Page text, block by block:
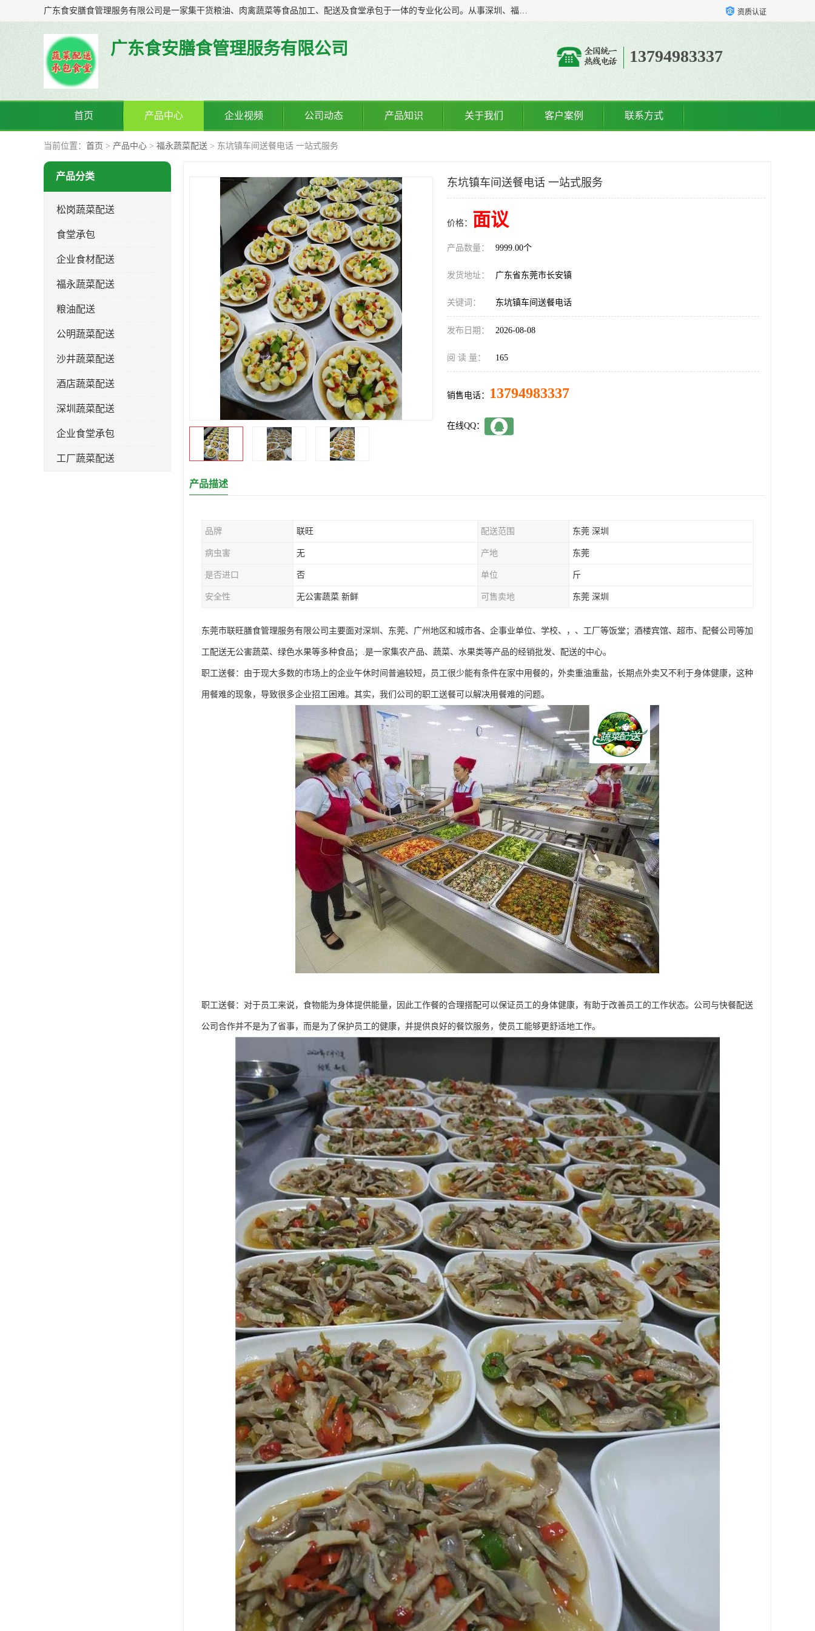
广东食安膳食管理服务有限公司是一家集干货粮油、肉禽蔬菜等食品加工、配送及食堂承包于一体的专业化公司。从事深圳、福永、公明、沙井、松岗等地区的蔬菜配送服务。 专业的服务队伍，以及完善的服务机制，经过多年的努力拼搏，赢得了广大客户的信赖和支持。 资质认证
广东食安膳食管理服务有限公司 13794983337
首页 产品中心 企业视频 公司动态 产品知识 关于我们 客户案例 联系方式
当前位置： 首页 > 产品中心 > 福永蔬菜配送 > 东坑镇车间送餐电话 一站式服务
产品分类
松岗蔬菜配送
食堂承包
企业食材配送
福永蔬菜配送
粮油配送
公明蔬菜配送
沙井蔬菜配送
酒店蔬菜配送
深圳蔬菜配送
企业食堂承包
工厂蔬菜配送
东坑镇车间送餐电话 一站式服务
价格： 面议
产品数量： 9999.00个
发货地址： 广东省东莞市长安镇
关键词： 东坑镇车间送餐电话
发布日期： 2026-08-08
阅 读 量： 165
销售电话： 13794983337
在线QQ：
产品描述
品牌 联旺 配送范围 东莞 深圳
病虫害 无 产地 东莞
是否进口 否 单位 斤
安全性 无公害蔬菜 新鲜 可售卖地 东莞 深圳
东莞市联旺膳食管理服务有限公司主要面对深圳、东莞、广州地区和城市各、企事业单位、学校、，、工厂等饭堂；酒楼宾馆、超市、配餐公司等加
工配送无公害蔬菜、绿色水果等多种食品；.是一家集农产品、蔬菜、水果类等产品的经销批发、配送的中心。
职工送餐：由于现大多数的市场上的企业午休时间普遍较短，员工很少能有条件在家中用餐的，外卖重油重盐，长期点外卖又不利于身体健康，这种
用餐难的现象，导致很多企业招工困难。其实，我们公司的职工送餐可以解决用餐难的问题。
职工送餐：对于员工来说，食物能为身体提供能量，因此工作餐的合理搭配可以保证员工的身体健康，有助于改善员工的工作状态。公司与快餐配送
公司合作并不是为了省事，而是为了保护员工的健康，并提供良好的餐饮服务，使员工能够更舒适地工作。